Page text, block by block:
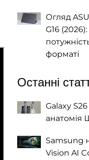
Огляд
G16
форматі
Останні
Galaxy
анатомія
Samsung
Vision AI